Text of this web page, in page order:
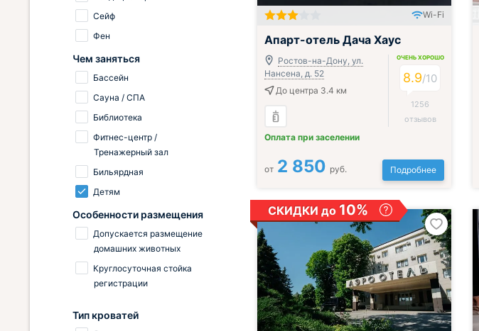
Wi-Fi
Апарт-отель Дача Хаус
Ростов-на-Дону, ул.
Нансена, д. 52
До центра 3.4 км
Оплата при заселении
ОЧЕНЬ ХОРОШО
8.9/10
1256
отзывов
от 2 850 руб. Подробнее
СКИДКИ до 10%
Сейф
Фен
Чем заняться
Бассейн
Сауна / СПА
Библиотека
Фитнес-центр /
Тренажерный зал
Бильярдная
Детям
Особенности размещения
Допускается размещение
домашних животных
Круглосуточная стойка
регистрации
Тип кроватей